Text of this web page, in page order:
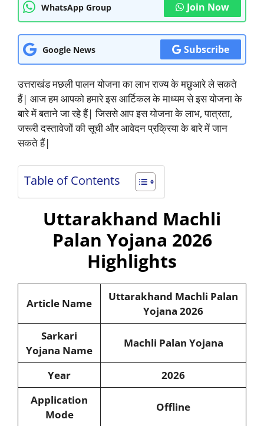
WhatsApp Group Join Now
Google News Subscribe
उत्तराखंड मछली पालन योजना का लाभ राज्य के मछुआरे ले सकते
हैं| आज हम आपको हमारे इस आर्टिकल के माध्यम से इस योजना के
बारे में बताने जा रहे हैं| जिससे आप इस योजना के लाभ, पात्रता,
जरूरी दस्तावेजों की सूची और आवेदन प्रक्रिया के बारे में जान
सकते हैं|
Table of Contents
Uttarakhand Machli
Palan Yojana 2026
Highlights
Article Name
Uttarakhand Machli Palan
Yojana 2026
Sarkari
Yojana Name
Machli Palan Yojana
Year
2026
Application
Mode
Offline